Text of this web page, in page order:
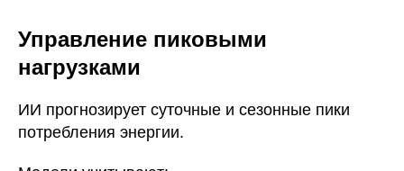
Управление пиковыми
нагрузками
ИИ прогнозирует суточные и сезонные пики
потребления энергии.